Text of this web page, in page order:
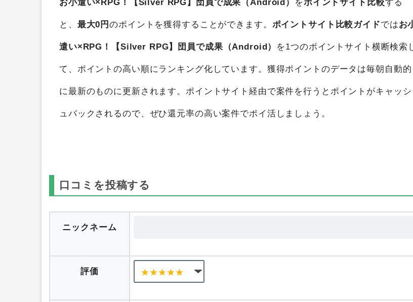
お小遣い×RPG！【Silver RPG】団員で成果（Android）を ポイントサイト比較する
と、 最大0円 のポイントを獲得することができます。ポイントサイト比較ガイドではお小
遣い×RPG！【Silver RPG】団員で成果（Android）を1つのポイントサイト横断検索し
て、ポイントの高い順にランキング化しています。獲得ポイントのデータは毎朝自動的
口コミを投稿する
ニックネーム